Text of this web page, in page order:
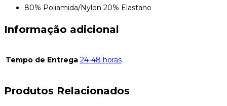
80% Poliamida/Nylon 20% Elastano
Informação adicional
Tempo de Entrega 24-48 horas
Produtos Relacionados